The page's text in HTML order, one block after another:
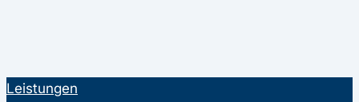
Leistungen